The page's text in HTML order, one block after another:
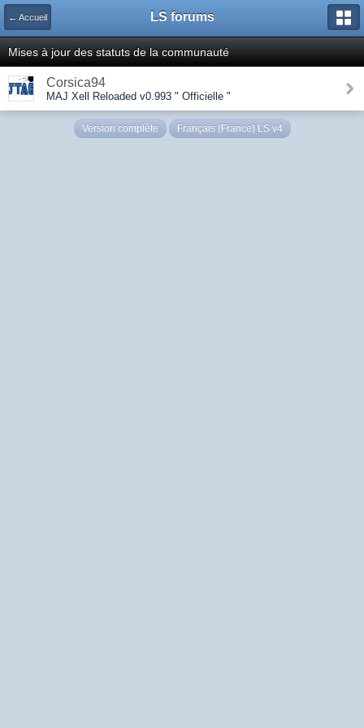
← Accueil LS forums
Mises à jour des statuts de la communauté
Corsica94
MAJ Xell Reloaded v0.993 " Officielle "
Version complète Français (France) LS v4